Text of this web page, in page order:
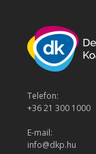
Telefon:
+36 21 300 1000
E-mail:
info@dkp.hu